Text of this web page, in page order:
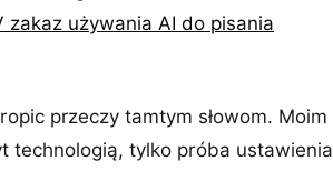
zakaz używania AI do pisania
przeczy tamtym słowom. Moim
technologią, tylko próba ustawienia